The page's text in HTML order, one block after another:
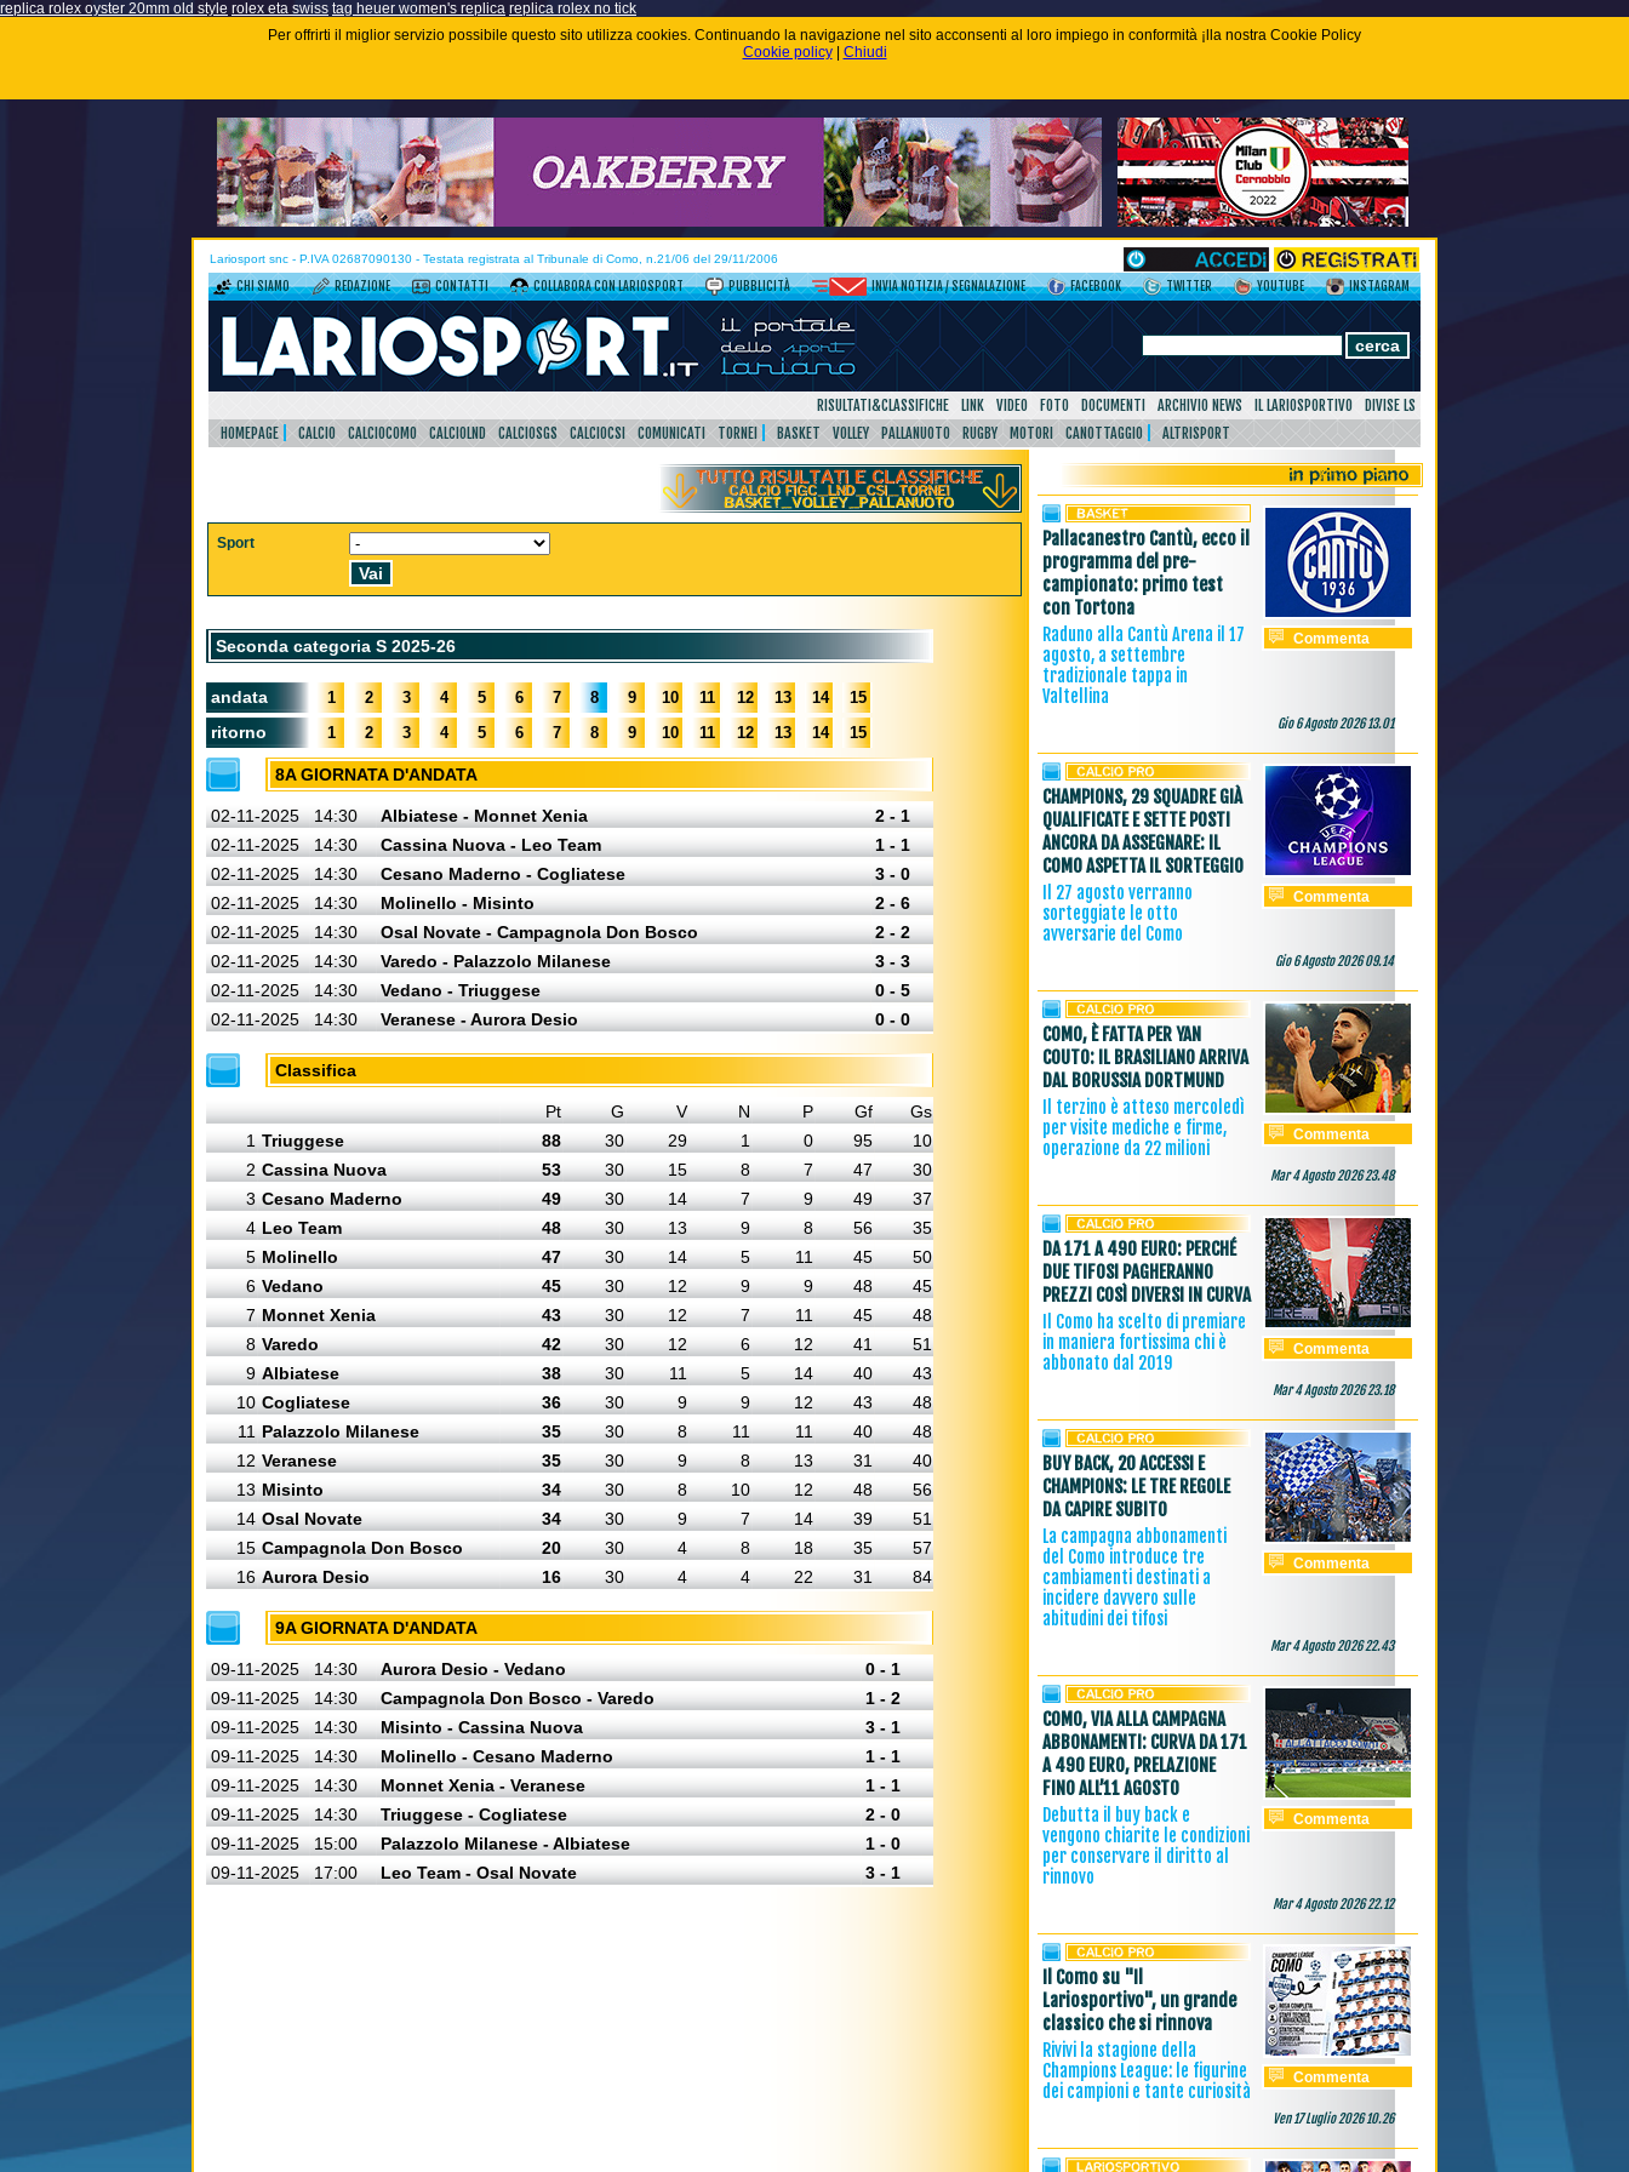
replica rolex oyster 20mm old style rolex eta swiss tag heuer women's replica replica rolex no tick
Per offrirti il miglior servizio possibile questo sito utilizza cookies. Continuando la navigazione nel sito acconsenti al loro impiego in conformità ¡lla nostra Cookie Policy
Cookie policy| Chiudi
Lariosport snc - P.IVA 02687090130 - Testata registrata al Tribunale di Como, n.21/06 del 29/11/2006
CHI SIAMO REDAZIONE CONTATTI COLLABORA CON LARIOSPORT PUBBLICITÀ INVIA NOTIZIA / SEGNALAZIONE FACEBOOK TWITTER YOUTUBE INSTAGRAM
RISULTATI&CLASSIFICHE LINK VIDEO FOTO DOCUMENTI ARCHIVIO NEWS IL LARIOSPORTIVO
DIVISE LS
HOMEPAGE
CALCIO CALCIOCOMO CALCIOLND CALCIOSGS CALCIOCSI COMUNICATI TORNEI BASKET VOLLEY PALLANUOTO RUGBY MOTORI CANOTTAGGIO ALTRISPORT
Sport
Seconda categoria S 2025-26
andata 1 2 3 4 5 6 7 8 9 10 11 12 13 14 15
ritorno 1 2 3 4 5 6 7 8 9 10 11 12 13 14 15
8A GIORNATA D'ANDATA
02-11-2025 14:30 Albiatese - Monnet Xenia
2 - 1
02-11-2025
14:30 Cassina Nuova - Leo Team
1 - 1
02-11-2025
14:30 Cesano Maderno - Cogliatese
3 - 0
02-11-2025
14:30 Molinello - Misinto
2 - 6
02-11-2025
14:30 Osal Novate - Campagnola Don Bosco
2 - 2
02-11-2025
14:30 Varedo - Palazzolo Milanese
3 - 3
02-11-2025
14:30 Vedano - Triuggese
0 - 5
02-11-2025
14:30 Veranese - Aurora Desio 0 - 0
Classifica
Pt G V N P Gf
Gs
1 Triuggese 88 30 29 1 0 95
10
2 Cassina Nuova 53 30 15 8 7 47
30
3 Cesano Maderno 49 30 14 7 9 49
37
4 Leo Team 48 30 13 9 8 56
35
5 Molinello 47 30 14 5 11 45
50
6 Vedano 45 30 12 9 9 48
45
7 Monnet Xenia 43 30 12 7 11 45
48
8 Varedo 42 30 12 6 12 41
51
9 Albiatese 38 30 11 5 14 40
43
10 Cogliatese 36 30 9 9 12 43
48
11 Palazzolo Milanese 35 30 8 11 11 40
48
12 Veranese 35 30 9 8 13 31
40
13 Misinto 34 30 8 10 12 48
56
14 Osal Novate 34 30 9 7 14 39
51
15 Campagnola Don Bosco 20 30 4 8 18 35
57
16 Aurora Desio 16 30 4 4 22 31 84
9A GIORNATA D'ANDATA
09-11-2025 14:30 Aurora Desio - Vedano
0 - 1
09-11-2025
14:30 Campagnola Don Bosco - Varedo
1 - 2
09-11-2025
14:30 Misinto - Cassina Nuova
3 - 1
09-11-2025
14:30 Molinello - Cesano Maderno
1 - 1
09-11-2025
14:30 Monnet Xenia - Veranese
1 - 1
09-11-2025
14:30 Triuggese - Cogliatese
2 - 0
09-11-2025
15:00 Palazzolo Milanese - Albiatese
1 - 0
09-11-2025
17:00 Leo Team - Osal Novate 3 - 1
Pallacanestro Cantù, ecco il
programma del pre-
campionato: primo test
con Tortona
Raduno alla Cantù Arena il 17
agosto, a settembre
tradizionale tappa in
Valtellina
Commenta
Gio 6 Agosto 2026 13.01
CHAMPIONS, 29 SQUADRE GIÀ
QUALIFICATE E SETTE POSTI
ANCORA DA ASSEGNARE: IL
COMO ASPETTA IL SORTEGGIO
Il 27 agosto verranno
sorteggiate le otto
avversarie del Como
Commenta
Gio 6 Agosto 2026 09.14
COMO, È FATTA PER YAN
COUTO: IL BRASILIANO ARRIVA
DAL BORUSSIA DORTMUND
Il terzino è atteso mercoledì
per visite mediche e firme,
operazione da 22 milioni
Commenta
Mar 4 Agosto 2026 23.48
DA 171 A 490 EURO: PERCHÉ
DUE TIFOSI PAGHERANNO
PREZZI COSÌ DIVERSI IN CURVA
Il Como ha scelto di premiare
in maniera fortissima chi è
abbonato dal 2019
Commenta
Mar 4 Agosto 2026 23.18
BUY BACK, 20 ACCESSI E
CHAMPIONS: LE TRE REGOLE
DA CAPIRE SUBITO
La campagna abbonamenti
del Como introduce tre
cambiamenti destinati a
incidere davvero sulle
abitudini dei tifosi
Commenta
Mar 4 Agosto 2026 22.43
COMO, VIA ALLA CAMPAGNA
ABBONAMENTI: CURVA DA 171
A 490 EURO, PRELAZIONE
FINO ALL’11 AGOSTO
Debutta il buy back e
vengono chiarite le condizioni
per conservare il diritto al
rinnovo
Commenta
Mar 4 Agosto 2026 22.12
Il Como su "Il
Lariosportivo", un grande
classico che si rinnova
Rivivi la stagione della
Champions League: le figurine
dei campioni e tante curiosità
Commenta
Ven 17 Luglio 2026 10.26